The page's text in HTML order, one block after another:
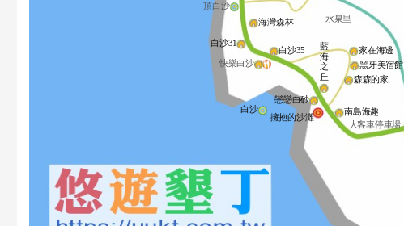
頂白沙
海灣森林 水泉里
白沙31
快樂白沙
戀戀白砂
白沙
擁抱的沙灘
森森的家
藍
海
之
丘
白沙35
黑牙美宿館
家在海邊
南島海趣
大客車停車場